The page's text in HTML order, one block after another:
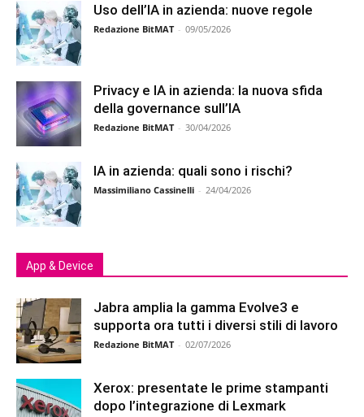
Uso dell’IA in azienda: nuove regole
Redazione BitMAT - 09/05/2026
Privacy e IA in azienda: la nuova sfida
della governance sull’IA
Redazione BitMAT - 30/04/2026
IA in azienda: quali sono i rischi?
Massimiliano Cassinelli - 24/04/2026
App & Device
Jabra amplia la gamma Evolve3 e
supporta ora tutti i diversi stili di lavoro
Redazione BitMAT - 02/07/2026
Xerox: presentate le prime stampanti
dopo l’integrazione di Lexmark